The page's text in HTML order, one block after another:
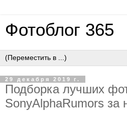
Фотоблог 365
29 декабря 2019 г.
Подборка лучших
SonyAlphaRumors за